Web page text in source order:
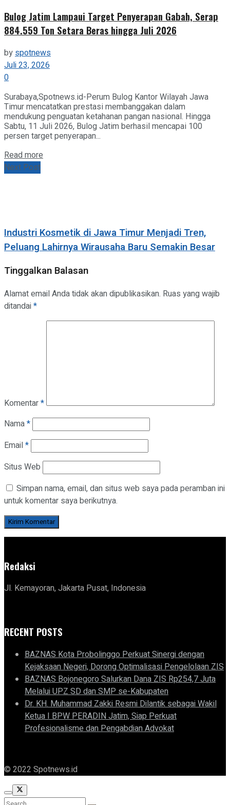
Bulog Jatim Lampaui Target Penyerapan Gabah, Serap
884.559 Ton Setara Beras hingga Juli 2026
byspotnews
Juli 23, 2026
0
Surabaya,Spotnews.id-Perum Bulog Kantor Wilayah Jawa
Timur mencatatkan prestasi membanggakan dalam
mendukung penguatan ketahanan pangan nasional. Hingga
Sabtu, 11 Juli 2026, Bulog Jatim berhasil mencapai 100
persen target penyerapan...
Read more
Next Post
Industri Kosmetik di Jawa Timur Menjadi Tren,
Peluang Lahirnya Wirausaha Baru Semakin Besar
Tinggalkan Balasan
Alamat email Anda tidak akan dipublikasikan. Ruas yang wajib
ditandai*
Komentar*
Nama*
Email*
Situs Web
Simpan nama, email, dan situs web saya pada peramban ini
untuk komentar saya berikutnya.
Redaksi
Jl. Kemayoran, Jakarta Pusat, Indonesia
RECENT POSTS
BAZNAS Kota Probolinggo Perkuat Sinergi dengan
Kejaksaan Negeri, Dorong Optimalisasi Pengelolaan ZIS
BAZNAS Bojonegoro Salurkan Dana ZIS Rp254,7 Juta
Melalui UPZ SD dan SMP se-Kabupaten
Dr. KH. Muhammad Zakki Resmi Dilantik sebagai Wakil
Ketua I BPW PERADIN Jatim, Siap Perkuat
Profesionalisme dan Pengabdian Advokat
© 2022 Spotnews.id